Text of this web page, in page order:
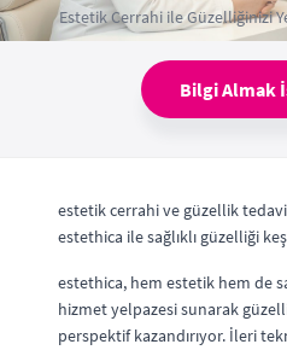
Estetik Cerrahi ile Güzelliğinizi
Bilgi Almak
estetik cerrahi ve güzellik
estethica ile sağlıklı güzelliği
estethica, hem estetik hem de
hizmet yelpazesi sunarak
perspektif kazandırıyor. İleri